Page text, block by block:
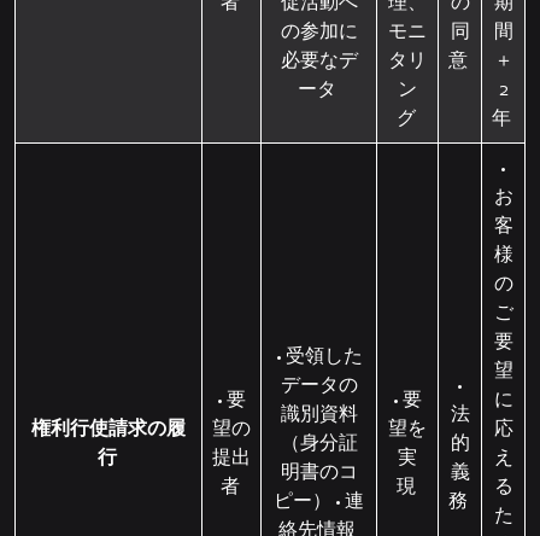
の参加に
必要なデ
ータ
モニ
タリ
ン
グ
同
意
間
＋
2
年
権利行使請求の履
行
• 要
望の
提出
者
• 受領した
データの
識別資料
（身分証
明書のコ
ピー） • 連
絡先情報
• 要
望を
実
現
•
法
的
義
務
•
お
客
様
の
ご
要
望
に
応
え
る
た